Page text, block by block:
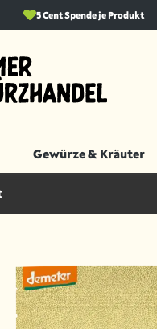
5 Cent Spende je Produkt
Gewürze & Kräuter